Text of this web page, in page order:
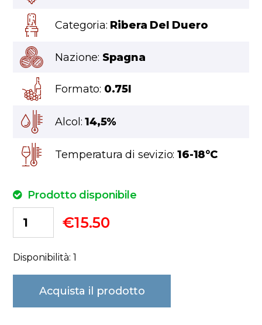
Categoria: Ribera Del Duero
Nazione: Spagna
Formato: 0.75l
Alcol:14,5%
Temperatura di sevizio:16-18°C
Prodotto disponibile
€15.50
Disponibilità: 1
Acquista il prodotto